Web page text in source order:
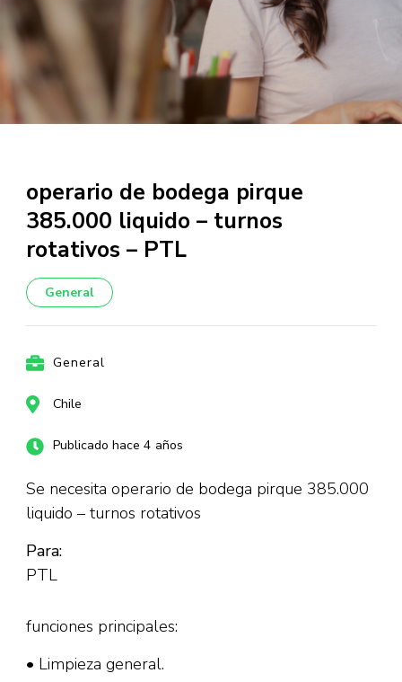
operario de bodega pirque
385.000 liquido – turnos
rotativos – PTL
General
General
Chile
Publicado hace 4 años
Se necesita operario de bodega pirque 385.000
liquido – turnos rotativos
Para:
PTL
funciones principales:
• Limpieza general.